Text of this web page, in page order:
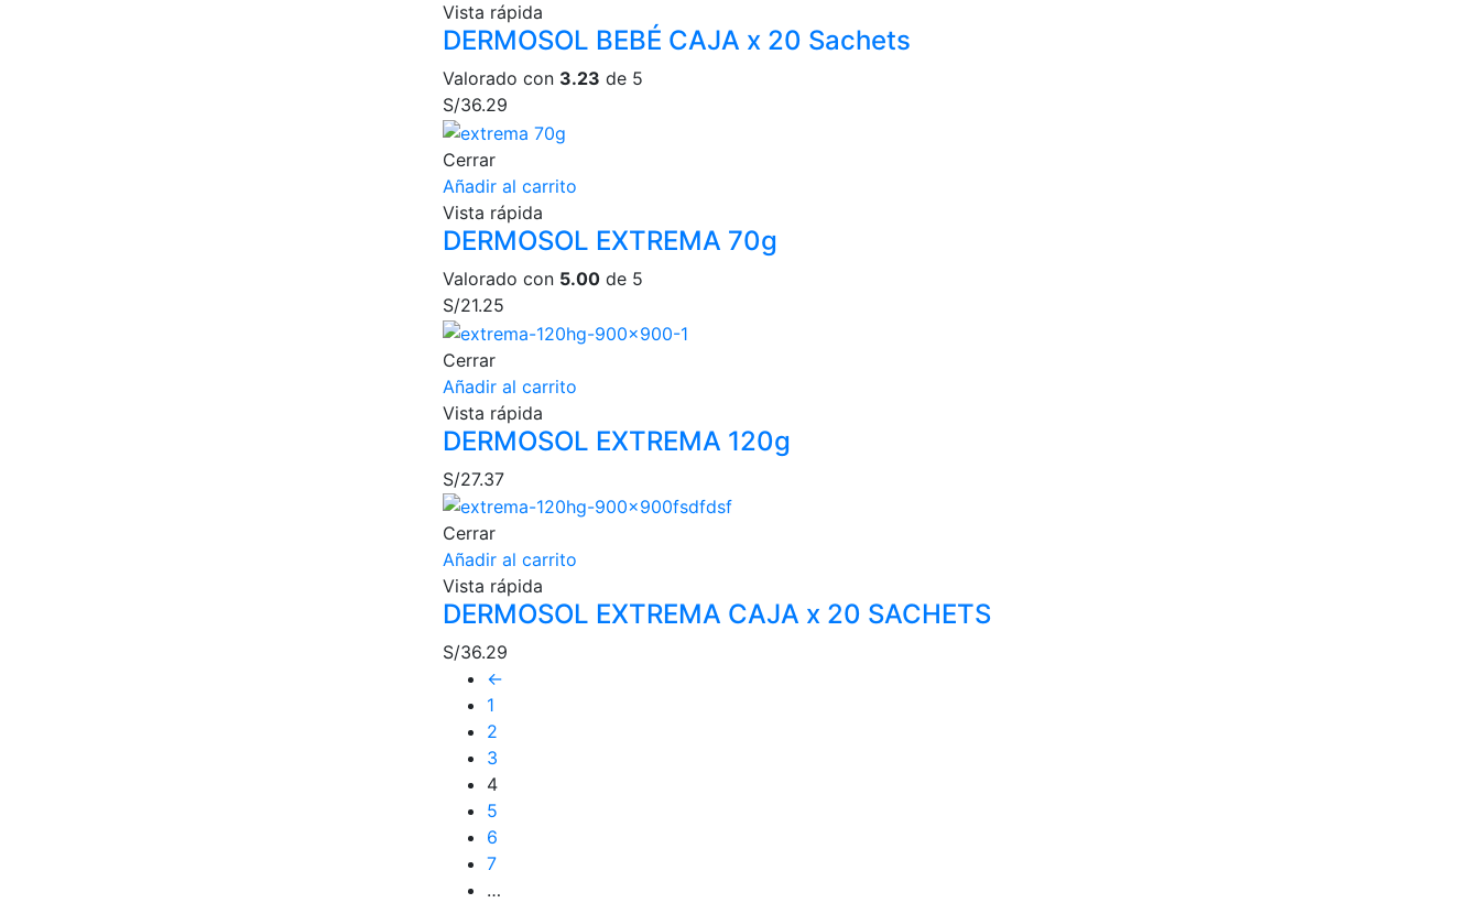
Vista rápida
DERMOSOL BEBÉ CAJA x 20 Sachets
Valorado con 3.23 de 5
S/36.29
Cerrar
Añadir al carrito
Vista rápida
DERMOSOL EXTREMA 70g
Valorado con 5.00 de 5
S/21.25
Cerrar
Añadir al carrito
Vista rápida
DERMOSOL EXTREMA 120g
S/27.37
Cerrar
Añadir al carrito
Vista rápida
DERMOSOL EXTREMA CAJA x 20 SACHETS
S/36.29
←
1
2
3
4
5
6
7
…